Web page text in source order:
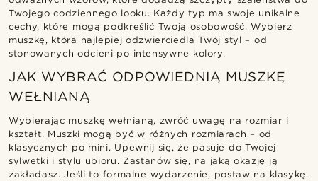
Twojego codziennego looku. Każdy typ ma swoje unikalne
cechy, które mogą podkreślić Twoją osobowość. Wybierz
muszkę, która najlepiej odzwierciedla Twój styl – od
stonowanych odcieni po intensywne kolory.
JAK WYBRAĆ ODPOWIEDNIĄ MUSZKĘ
WEŁNIANĄ
Wybierając muszkę wełnianą, zwróć uwagę na rozmiar i
kształt. Muszki mogą być w różnych rozmiarach – od
klasycznych po mini. Upewnij się, że pasuje do Twojej
sylwetki i stylu ubioru. Zastanów się, na jaką okazję ją
zakładasz. Jeśli to formalne wydarzenie, postaw na klasykę.